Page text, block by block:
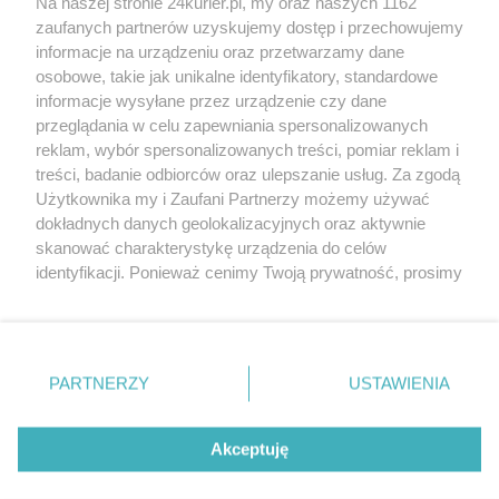
Powtórka z historii – 1 maja 1983 r.
Maj 1982 r. z perspektywy internowanych
POGODA
16℃
Zobacz prognozę na 3 dni
Copyright © 2022 Kurier Szczeciński sp. z o.o.
Wszelkie prawa zastrzeżone
Nota wydawnicza
Nota prawna
Polityka prywatności
Reklama
zaufanych partnerów uzyskujemy dostęp i przechowujemy
informacje na urządzeniu oraz przetwarzamy dane
osobowe, takie jak unikalne identyfikatory, standardowe
informacje wysyłane przez urządzenie czy dane
przeglądania w celu zapewniania spersonalizowanych
reklam, wybór spersonalizowanych treści, pomiar reklam i
treści, badanie odbiorców oraz ulepszanie usług. Za zgodą
Użytkownika my i Zaufani Partnerzy możemy używać
dokładnych danych geolokalizacyjnych oraz aktywnie
skanować charakterystykę urządzenia do celów
identyfikacji. Ponieważ cenimy Twoją prywatność, prosimy
prywatności znajdujący się w lewym dolnym rogu strony
. Niektóre rodzaje przetwarzania danych nie wymagają
takiemu przetwarzaniu. Preferencje będą miały
zastosowania tylko na tej witrynie.
PARTNERZY USTAWIENIA
Akceptuję